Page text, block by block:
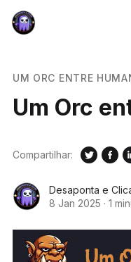
UM ORC ENTRE
Um Orc
Desaponta e
8 Jan 2025 · 1
Compartilhar: